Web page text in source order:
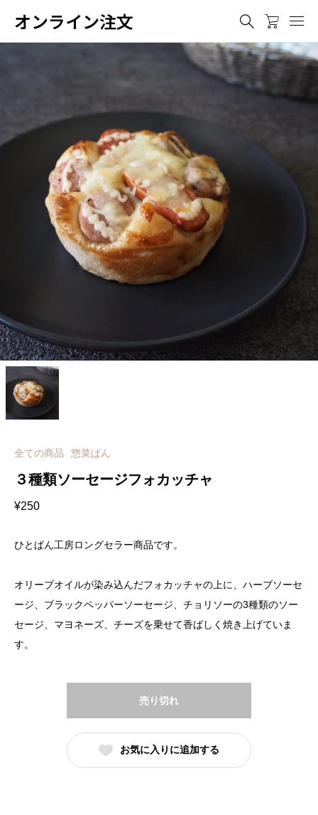
オンライン注文
全ての商品 惣菜ぱん
３種類ソーセージフォカッチャ
¥250
ひとぱん工房ロングセラー商品です。
オリーブオイルが染み込んだフォカッチャの上に、ハーブソーセ
ージ、ブラックペッパーソーセージ、チョリソーの3種類のソー
セージ、マヨネーズ、チーズを乗せて香ばしく焼き上げていま
す。
売り切れ
お気に入りに追加する